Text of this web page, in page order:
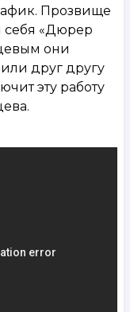
Прозвище
себя «Дюрер
они
друг другу
эту работу